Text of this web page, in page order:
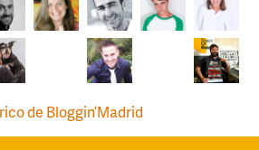
de Bloggin’Madrid